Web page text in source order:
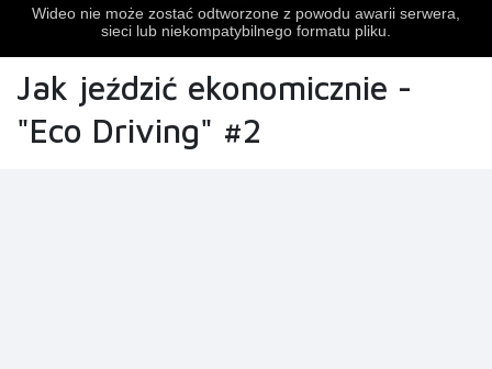
Jak jeździć ekonomicznie -
"Eco Driving" #2